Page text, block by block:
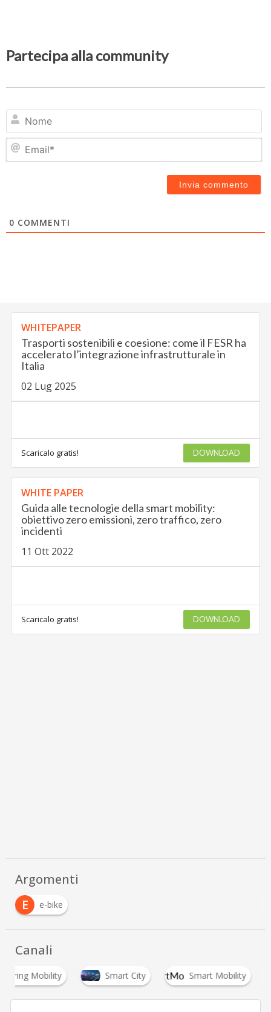
Partecipa alla community
0 COMMENTI
WHITEPAPER
Trasporti sostenibili e coesione: come il FESR ha
accelerato l’integrazione infrastrutturale in
Italia
02 Lug 2025
WHITE PAPER
Guida alle tecnologie della smart mobility: